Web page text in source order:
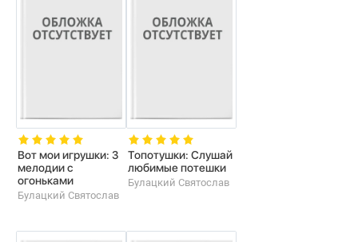
Вот мои игрушки: 3
мелодии с
огоньками
Булацкий Святослав
Топотушки: Слушай
любимые потешки
Булацкий Святослав